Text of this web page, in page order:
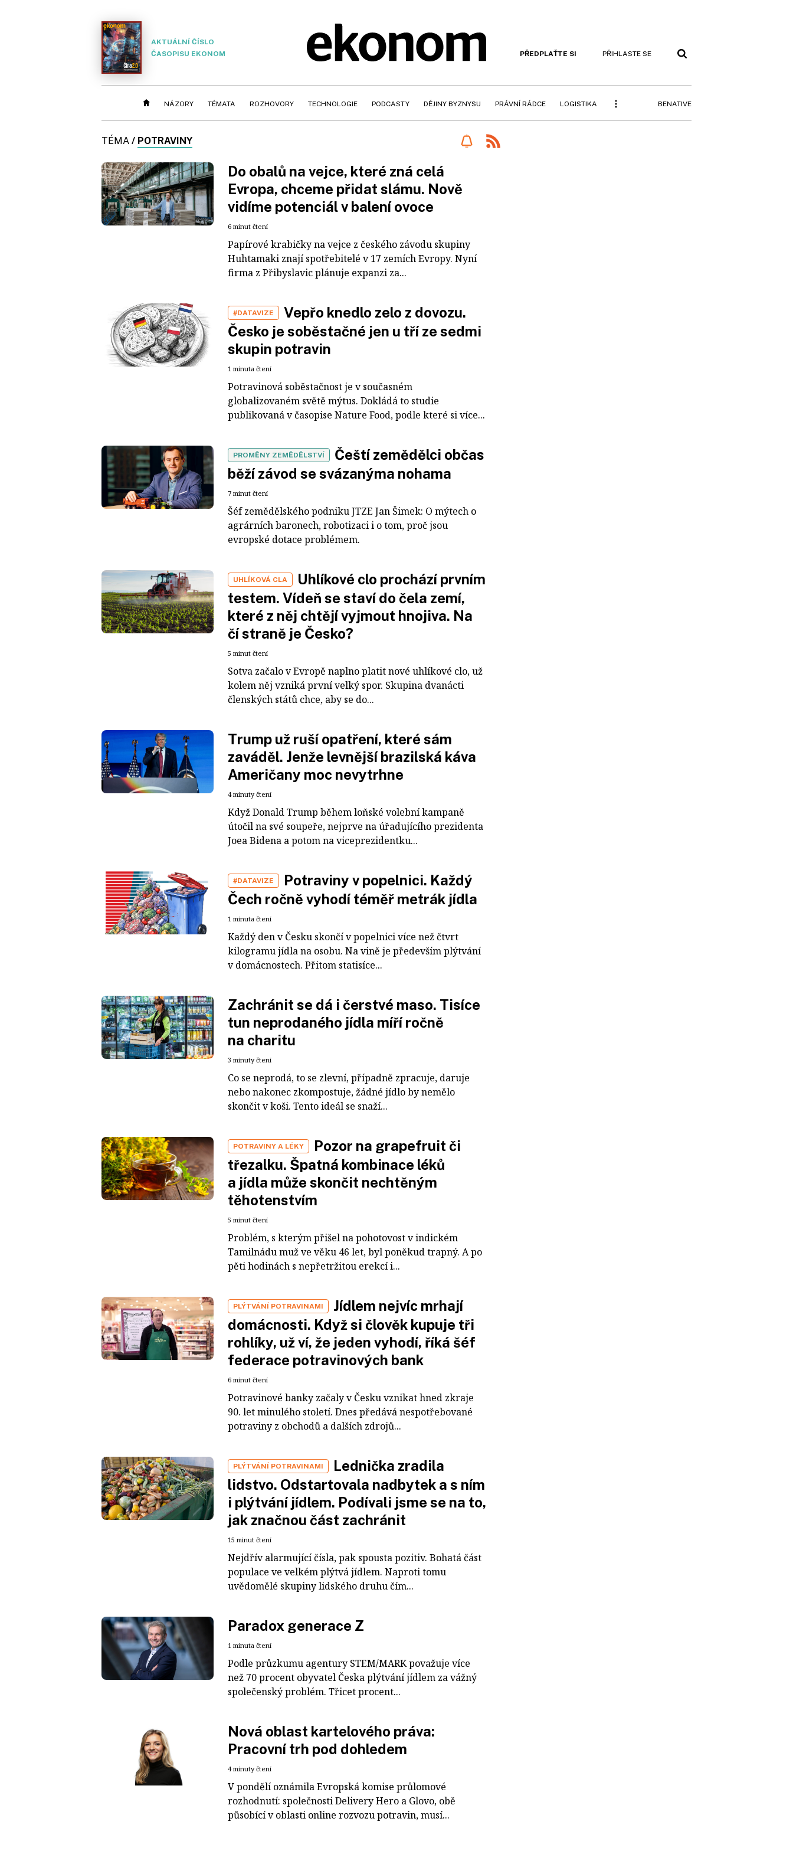
AKTUÁLNÍ ČÍSLO
ČASOPISU EKONOM
PŘEDPLAŤTE SI PŘIHLASTE SE
NÁZORY TÉMATA ROZHOVORY TECHNOLOGIE PODCASTY DĚJINY BYZNYSU PRÁVNÍ RÁDCE LOGISTIKA BENATIVE
TÉMA / POTRAVINY
Do obalů na vejce, které zná celá
Evropa, chceme přidat slámu. Nově
vidíme potenciál v balení ovoce
6 minut čtení
Papírové krabičky na vejce z českého závodu skupiny
Huhtamaki znají spotřebitelé v 17 zemích Evropy. Nyní
firma z Přibyslavic plánuje expanzi za...
#DATAVIZE
Vepřo knedlo zelo z dovozu.
Česko je soběstačné jen u tří ze sedmi
skupin potravin
1 minuta čtení
Potravinová soběstačnost je v současném
globalizovaném světě mýtus. Dokládá to studie
publikovaná v časopise Nature Food, podle které si více...
PROMĚNY ZEMĚDĚLSTVÍ
Čeští zemědělci občas
běží závod se svázanýma nohama
7 minut čtení
Šéf zemědělského podniku JTZE Jan Šimek: O mýtech o
agrárních baronech, robotizaci i o tom, proč jsou
evropské dotace problémem.
UHLÍKOVÁ CLA
Uhlíkové clo prochází prvním
testem. Vídeň se staví do čela zemí,
které z něj chtějí vyjmout hnojiva. Na
čí straně je Česko?
5 minut čtení
Sotva začalo v Evropě naplno platit nové uhlíkové clo, už
kolem něj vzniká první velký spor. Skupina dvanácti
členských států chce, aby se do...
Trump už ruší opatření, které sám
zaváděl. Jenže levnější brazilská káva
Američany moc nevytrhne
4 minuty čtení
Když Donald Trump během loňské volební kampaně
útočil na své soupeře, nejprve na úřadujícího prezidenta
Joea Bidena a potom na viceprezidentku...
#DATAVIZE
Potraviny v popelnici. Každý
Čech ročně vyhodí téměř metrák jídla
1 minuta čtení
Každý den v Česku skončí v popelnici více než čtvrt
kilogramu jídla na osobu. Na vině je především plýtvání
v domácnostech. Přitom statisíce...
Zachránit se dá i čerstvé maso. Tisíce
tun neprodaného jídla míří ročně
na charitu
3 minuty čtení
Co se neprodá, to se zlevní, případně zpracuje, daruje
nebo nakonec zkompostuje, žádné jídlo by nemělo
skončit v koši. Tento ideál se snaží...
POTRAVINY A LÉKY
Pozor na grapefruit či
třezalku. Špatná kombinace léků
a jídla může skončit nechtěným
těhotenstvím
5 minut čtení
Problém, s kterým přišel na pohotovost v indickém
Tamilnádu muž ve věku 46 let, byl poněkud trapný. A po
pěti hodinách s nepřetržitou erekcí i...
PLÝTVÁNÍ POTRAVINAMI
Jídlem nejvíc mrhají
domácnosti. Když si člověk kupuje tři
rohlíky, už ví, že jeden vyhodí, říká šéf
federace potravinových bank
6 minut čtení
Potravinové banky začaly v Česku vznikat hned zkraje
90. let minulého století. Dnes předává nespotřebované
potraviny z obchodů a dalších zdrojů...
PLÝTVÁNÍ POTRAVINAMI
Lednička zradila
lidstvo. Odstartovala nadbytek a s ním
i plýtvání jídlem. Podívali jsme se na to,
jak značnou část zachránit
15 minut čtení
Nejdřív alarmující čísla, pak spousta pozitiv. Bohatá část
populace ve velkém plýtvá jídlem. Naproti tomu
uvědomělé skupiny lidského druhu čím...
Paradox generace Z
1 minuta čtení
Podle průzkumu agentury STEM/MARK považuje více
než 70 procent obyvatel Česka plýtvání jídlem za vážný
společenský problém. Třicet procent...
Nová oblast kartelového práva:
Pracovní trh pod dohledem
4 minuty čtení
V pondělí oznámila Evropská komise průlomové
rozhodnutí: společnosti Delivery Hero a Glovo, obě
působící v oblasti online rozvozu potravin, musí...